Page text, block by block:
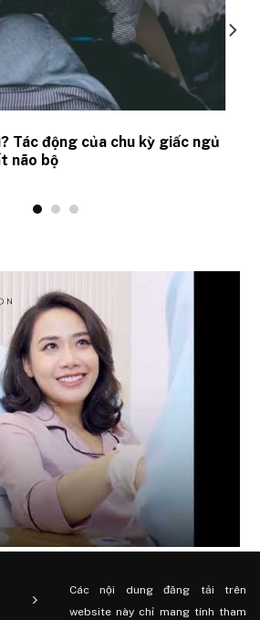
Tác động của chu kỳ giấc ngủ
não bộ
Các nội dung đăng tải trên
website này chỉ mang tính tham